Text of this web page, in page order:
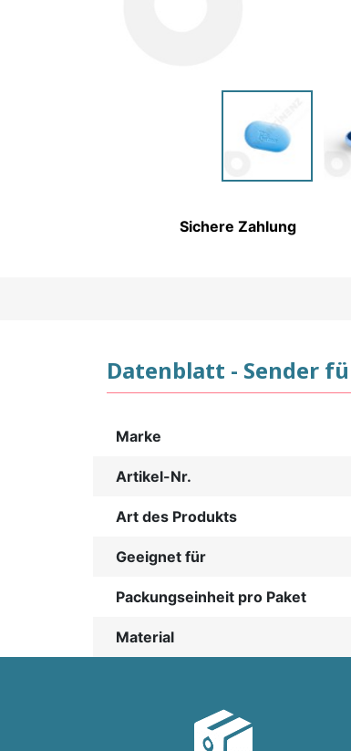
HYGIENEARTIKEL UND
PFLEGEPRODUKTE FÜR
Sichere Zahlung
Datenblatt - Sender
Marke
Artikel-Nr.
Art des Produkts
Geeignet für
Packungseinheit pro Paket
Material